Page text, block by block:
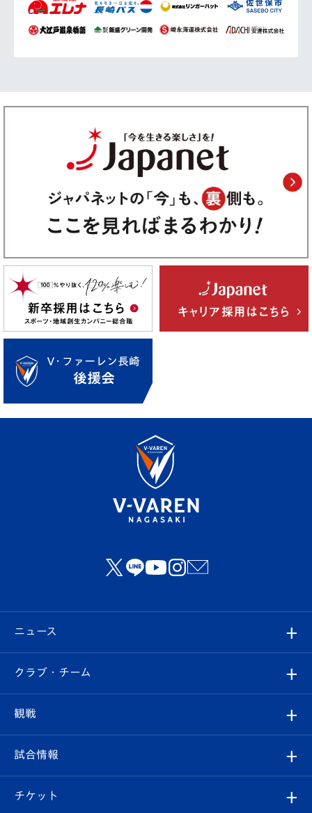
ニュース
すべて
クラブ
試合情報
クラブ・チーム
クラブ概要
観戦
観戦ルール
試合情報
試合日程/結果
チケット